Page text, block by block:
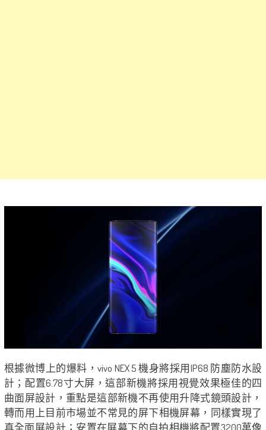
根據微博上的爆料，vivo NEX 5 機身將採用IP68 防塵防水設
計；配置6.78寸大屏，這部新機將採用視覺效果極佳的四
曲面屏設計，重點是這部新機不再使用升降式鏡頭設計，
轉而用上目前市場並不常見的屏下相機屏幕，同樣實現了
真全面屏設計；安置在屏幕下的自拍相機將配置3200萬像